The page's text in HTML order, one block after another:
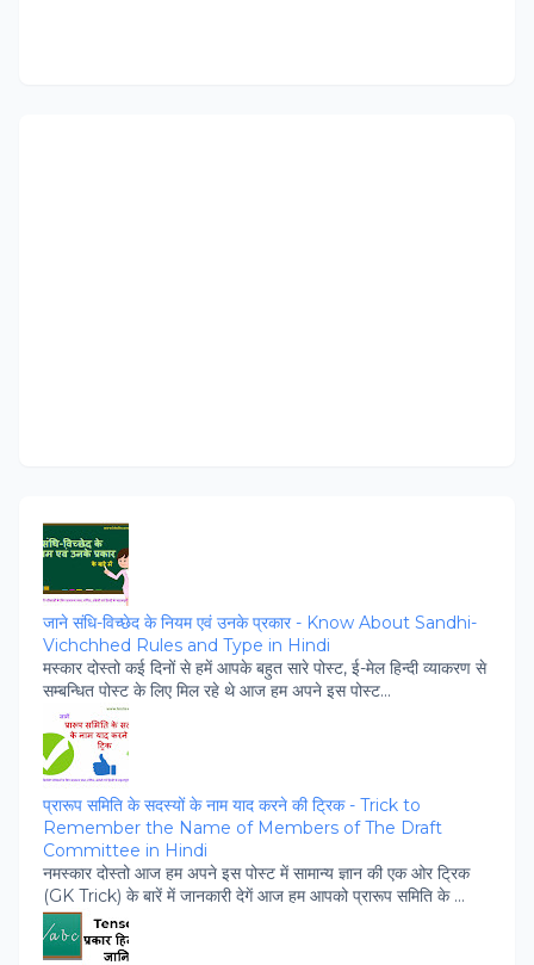
जाने संधि-विच्‍छेद के नियम एवं उनके प्रकार - Know About Sandhi-
Vichchhed Rules and Type in Hindi
मस्‍कार दोस्‍तो कई दिनों से हमें आपके बहुत सारे पोस्‍ट, ई-मेल हिन्‍दी व्‍याकरण से
सम्‍बन्धित पोस्‍ट के लिए मिल रहे थे आज हम अपने इस पोस्‍ट...
प्रारूप समिति के सदस्‍यों के नाम याद करने की ट्रिक - Trick to
Remember the Name of Members of The Draft
Committee in Hindi
नमस्‍कार दोस्‍तो आज हम अपने इस पोस्‍ट में सामान्‍य ज्ञान की एक ओर ट्रिक
(GK Trick) के बारें में जानकारी देगें आज हम आपको प्रारूप समिति के ...